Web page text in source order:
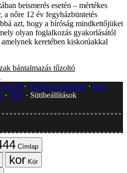
beismerés esetén – mértékes
nőre 12 év fegyházbüntetés
azt, hogy a bíróság mindkettőjüket
olyan foglalkozás gyakorlásától
keretében kiskorúakkal
bántalmazás tűzoltó
Javítások kezelése
Jogi
RSS
Sütibeállítások
Címlap
Kör